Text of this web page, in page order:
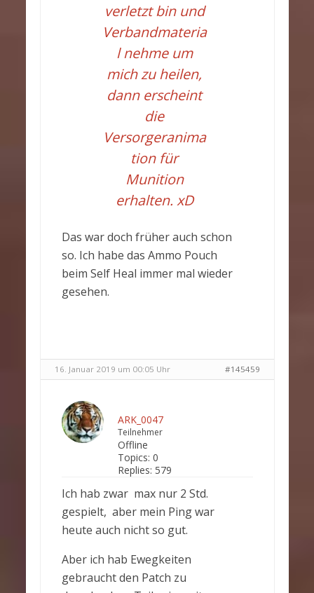
verletzt bin und
Verbandmateria
l nehme um
mich zu heilen,
dann erscheint
die
Versorgeranima
tion für
Munition
erhalten. xD
Das war doch früher auch schon
so. Ich habe das Ammo Pouch
beim Self Heal immer mal wieder
gesehen.
16. Januar 2019 um 00:05 Uhr #145459
ARK_0047
Teilnehmer
Offline
Topics: 0
Replies: 579
Ich hab zwar max nur 2 Std.
gespielt, aber mein Ping war
heute auch nicht so gut.
Aber ich hab Ewegkeiten
gebraucht den Patch zu